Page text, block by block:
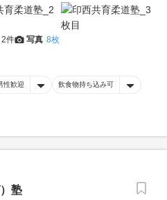
2件 写真 8枚
性歓迎 飲食物持ち込み可
塾